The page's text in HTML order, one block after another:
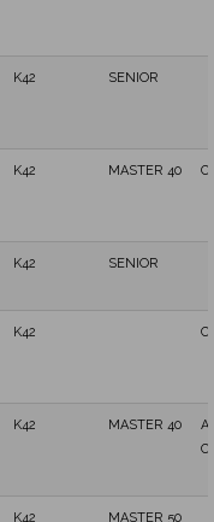
K42 SENIOR
K42 MASTER 40
K42 SENIOR
K42
K42 MASTER 40
K42 MASTER 50